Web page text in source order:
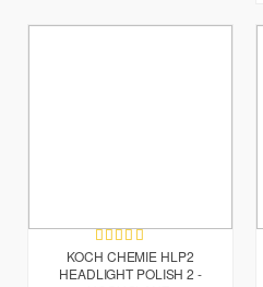
Bewertung:
100%
KOCH CHEMIE HLP2
HEADLIGHT POLISH 2 -